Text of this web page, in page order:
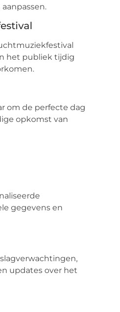
het publiek tijdig
om de perfecte dag
opkomst van
gegevens en
updates over het